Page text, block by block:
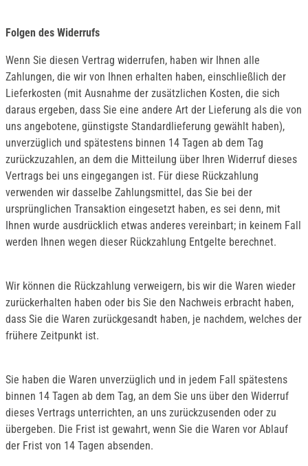
Folgen des Widerrufs
Wenn Sie diesen Vertrag widerrufen, haben wir Ihnen alle
Zahlungen, die wir von Ihnen erhalten haben, einschließlich der
Lieferkosten (mit Ausnahme der zusätzlichen Kosten, die sich
daraus ergeben, dass Sie eine andere Art der Lieferung als die von
uns angebotene, günstigste Standardlieferung gewählt haben),
unverzüglich und spätestens binnen 14 Tagen ab dem Tag
zurückzuzahlen, an dem die Mitteilung über Ihren Widerruf dieses
Vertrags bei uns eingegangen ist. Für diese Rückzahlung
verwenden wir dasselbe Zahlungsmittel, das Sie bei der
ursprünglichen Transaktion eingesetzt haben, es sei denn, mit
Ihnen wurde ausdrücklich etwas anderes vereinbart; in keinem Fall
werden Ihnen wegen dieser Rückzahlung Entgelte berechnet.
Wir können die Rückzahlung verweigern, bis wir die Waren wieder
zurückerhalten haben oder bis Sie den Nachweis erbracht haben,
dass Sie die Waren zurückgesandt haben, je nachdem, welches der
frühere Zeitpunkt ist.
Sie haben die Waren unverzüglich und in jedem Fall spätestens
binnen 14 Tagen ab dem Tag, an dem Sie uns über den Widerruf
dieses Vertrags unterrichten, an uns zurückzusenden oder zu
übergeben. Die Frist ist gewahrt, wenn Sie die Waren vor Ablauf
der Frist von 14 Tagen absenden.